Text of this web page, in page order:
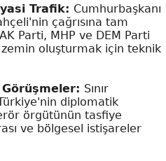
Trafik: Cumhurbaşkanı
çağrısına tam
Parti, MHP ve DEM Parti
oluşturmak için teknik
Sınır
diplomatik
örgütünün tasfiye
ve bölgesel istişareler